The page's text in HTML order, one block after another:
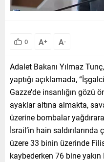
0 A+ A-
Adalet Bakanı Yılmaz
yaptığı açıklamada,
Gazze’de insanlığın gözü
ayaklar altına almakta,
üzerine bombalar
İsrail’in hain
üzere 33 binin üzerinde
kaybederken 76 bine